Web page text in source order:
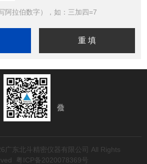
阿拉伯数字），如：三加四=7
广东北斗精密仪器有限公司 All Rights
粤ICP备2020078369号